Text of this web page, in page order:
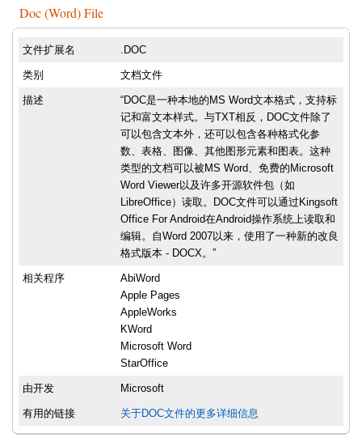
Doc (Word) File
文件扩展名 .DOC
类别 文档文件
描述
“DOC是一种本地的MS Word文本格式，支持标
记和富文本样式。与TXT相反，DOC文件除了
可以包含文本外，还可以包含各种格式化参
数、表格、图像、其他图形元素和图表。这种
类型的文档可以被MS Word、免费的Microsoft
Word Viewer以及许多开源软件包（如
LibreOffice）读取。DOC文件可以通过Kingsoft
Office For Android在Android操作系统上读取和
编辑。自Word 2007以来，使用了一种新的改良
格式版本 - DOCX。”
相关程序
AbiWord
Apple Pages
AppleWorks
KWord
Microsoft Word
StarOffice
由开发 Microsoft
有用的链接 关于DOC文件的更多详细信息